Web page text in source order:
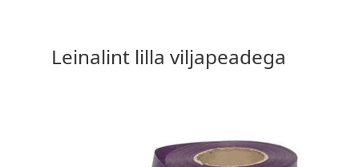
Leinalint lilla viljapeadega